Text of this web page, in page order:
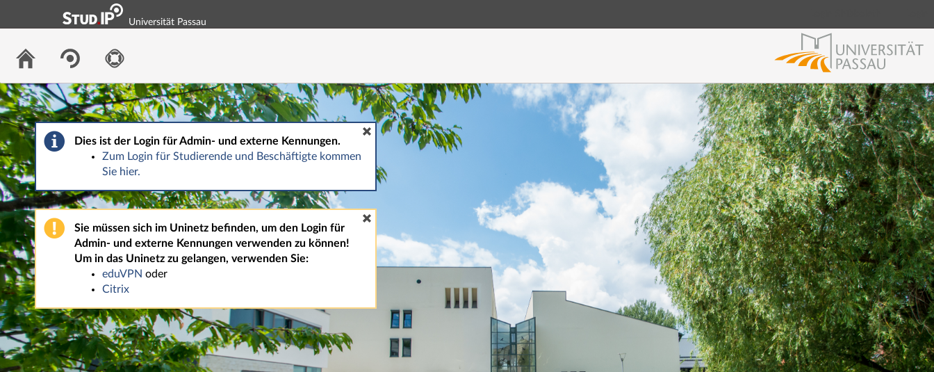
Hauptnavigation
Universität Passau
Dies ist der Login für Admin- und externe Kennungen.
Zum Login für Studierende und Beschäftigte kommen
Sie hier.
Sie müssen sich im Uninetz befinden, um den Login für
Admin- und externe Kennungen verwenden zu können!
Um in das Uninetz zu gelangen, verwenden Sie:
eduVPN oder
Citrix